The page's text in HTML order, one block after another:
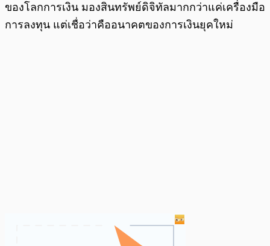
ของโลกการเงิน มองสินทรัพย์ดิจิทัลมากกว่าแค่เครื่องมือ
การลงทุน แต่เชื่อว่าคืออนาคตของการเงินยุคใหม่